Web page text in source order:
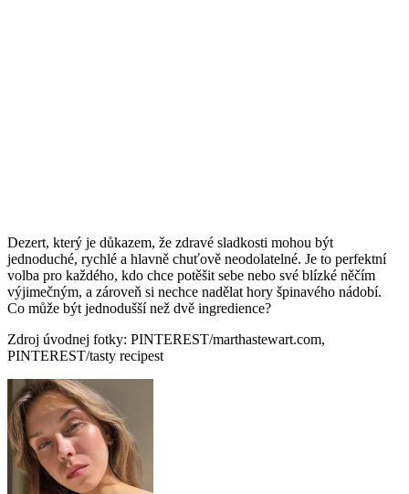
Dezert, který je důkazem, že zdravé sladkosti mohou být
jednoduché, rychlé a hlavně chuťově neodolatelné. Je to perfektní
volba pro každého, kdo chce potěšit sebe nebo své blízké něčím
výjimečným, a zároveň si nechce nadělat hory špinavého nádobí.
Co může být jednodušší než dvě ingredience?
Zdroj úvodnej fotky: PINTEREST/marthastewart.com,
PINTEREST/tasty recipest